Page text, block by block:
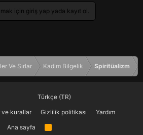
için giriş yap yada kayıt ol.
Ve Sırlar Kadim Bilgelik Spiritüalizm
Türkçe (TR)
ve kurallar Gizlilik politikası
Yardım
Ana sayfa
R